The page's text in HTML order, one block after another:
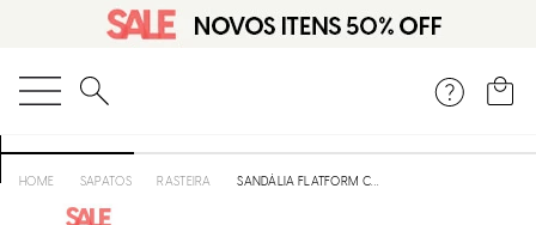
O que você está procurando?
SAPATOS RASTEIRA SANDÁLIA FLATFORM CAMURÇA PRETA TACHAS